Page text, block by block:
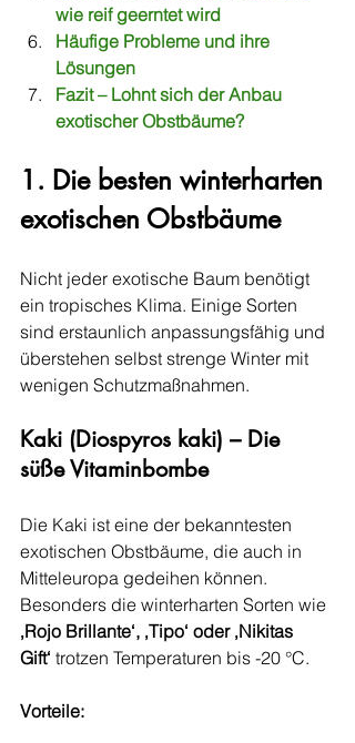
wie reif geerntet wird
Häufige Probleme und ihre
Lösungen
Fazit – Lohnt sich der Anbau
exotischer Obstbäume?
1. Die besten winterharten
exotischen Obstbäume
Nicht jeder exotische Baum benötigt
ein tropisches Klima. Einige Sorten
sind erstaunlich anpassungsfähig und
überstehen selbst strenge Winter mit
wenigen Schutzmaßnahmen.
Kaki (Diospyros kaki) – Die
süße Vitaminbombe
Die Kaki ist eine der bekanntesten
exotischen Obstbäume, die auch in
Mitteleuropa gedeihen können.
Besonders die winterharten Sorten wie
‚Rojo Brillante‘, ‚Tipo‘ oder ‚Nikitas
Gift‘ trotzen Temperaturen bis -20 °C.
Vorteile: